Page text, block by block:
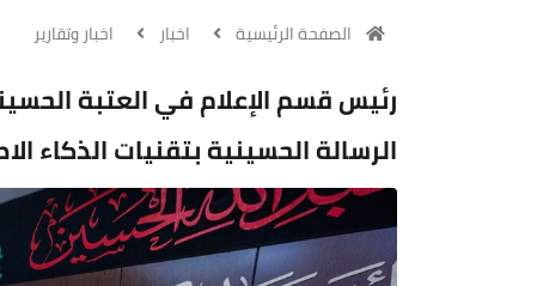
الصفحة الرئيسية اخبار اخبار وتقارير
رئيس قسم الإعلام في العتبة
الرسالة الحسينية بتقنيات الذكاء